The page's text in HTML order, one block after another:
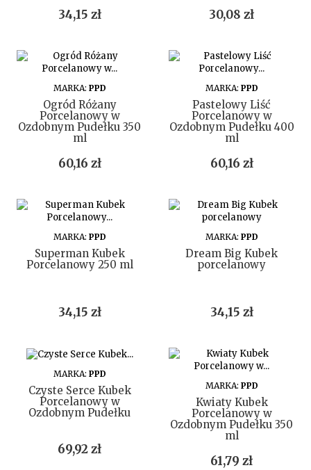
Cena
34,15 zł Cena
30,08 zł
DO KOSZYKA
MARKA: PPD
Ogród Różany
Porcelanowy w
Ozdobnym Pudełku 350
ml
Cena
60,16 zł
DO KOSZYKA
MARKA: PPD
Pastelowy Liść
Porcelanowy w
Ozdobnym Pudełku 400
ml
Cena
60,16 zł
DO KOSZYKA
MARKA: PPD
Superman Kubek
Porcelanowy 250 ml
Cena
34,15 zł
DO KOSZYKA
MARKA: PPD
Dream Big Kubek
porcelanowy
Cena
34,15 zł
DO KOSZYKA
MARKA: PPD
Czyste Serce Kubek
Porcelanowy w
Ozdobnym Pudełku
Cena
69,92 zł
DO KOSZYKA
MARKA: PPD
Kwiaty Kubek
Porcelanowy w
Ozdobnym Pudełku 350
ml
Cena
61,79 zł